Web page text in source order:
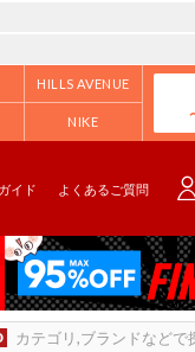
HILLS AVENUE
NIKE
イド よくあるご質問